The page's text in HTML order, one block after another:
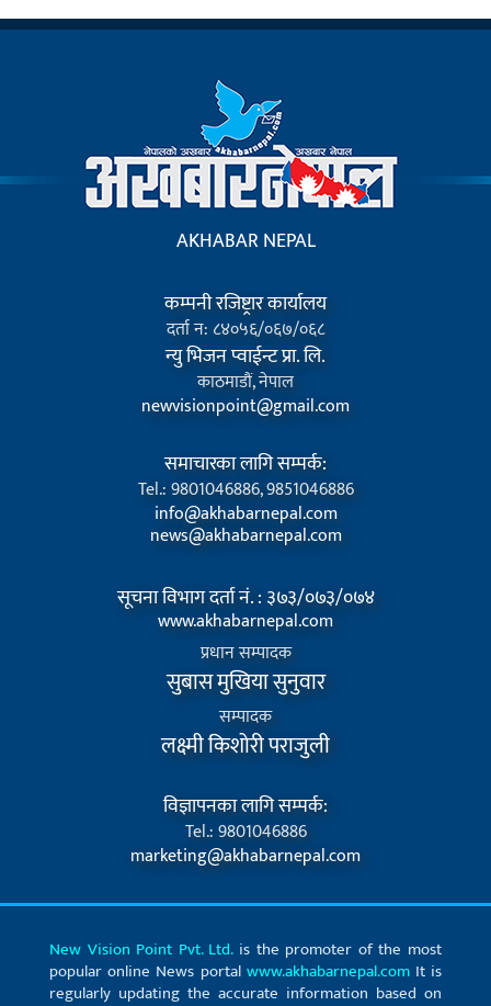
AKHABAR NEPAL
कम्पनी रजिष्ट्रार कार्यालय
दर्ता न: ८४०५६/०६७/०६८
न्यु भिजन प्वाईन्ट प्रा. लि.
काठमाडौं, नेपाल
newvisionpoint@gmail.com
समाचारका लागि सम्पर्क:
Tel.: 9801046886, 9851046886
info@akhabarnepal.com
news@akhabarnepal.com
सूचना विभाग दर्ता नं. : ३७३/०७३/०७४
www.akhabarnepal.com
प्रधान सम्पादक
सुबास मुखिया सुनुवार
सम्पादक
लक्ष्मी किशोरी पराजुली
विज्ञापनका लागि सम्पर्क:
Tel.: 9801046886
marketing@akhabarnepal.com
New Vision Point Pvt. Ltd.is the promoter of the most
popular online News portal www.akhabarnepal.comIt is
regularly updating the accurate information based on